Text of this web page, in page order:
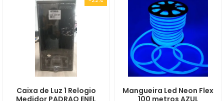
Caixa de Luz 1 Relogio
Medidor PADRAO ENEL
Mangueira Led Neon Flex
100 metros AZUL